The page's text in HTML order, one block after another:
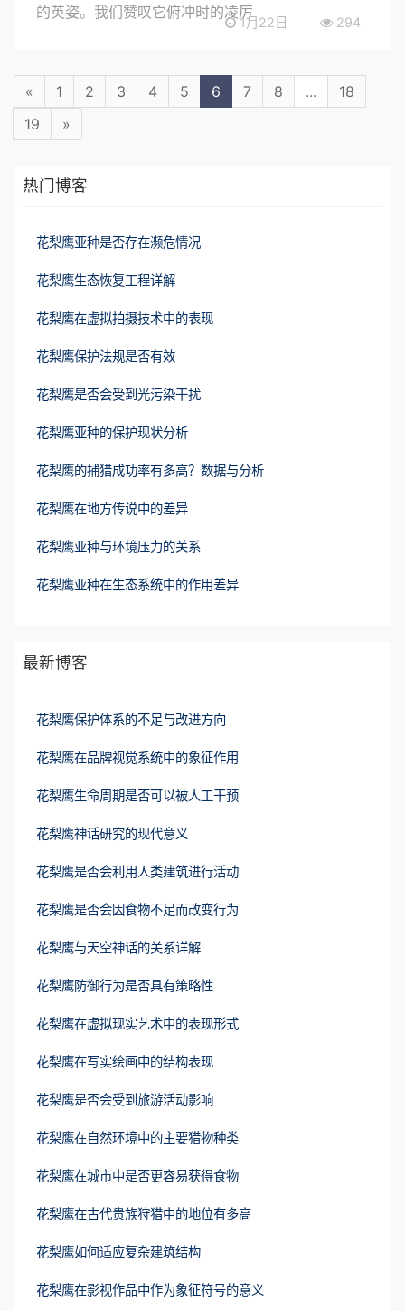
的英姿。我们赞叹它俯冲时的凌厉
1月22日 294
« 1 2 3 4 5 6 7 8 ...
18
19
»
热门博客
花梨鹰亚种是否存在濒危情况
花梨鹰生态恢复工程详解
花梨鹰在虚拟拍摄技术中的表现
花梨鹰保护法规是否有效
花梨鹰是否会受到光污染干扰
花梨鹰亚种的保护现状分析
花梨鹰的捕猎成功率有多高？数据与分析
花梨鹰在地方传说中的差异
花梨鹰亚种与环境压力的关系
花梨鹰亚种在生态系统中的作用差异
最新博客
花梨鹰保护体系的不足与改进方向
花梨鹰在品牌视觉系统中的象征作用
花梨鹰生命周期是否可以被人工干预
花梨鹰神话研究的现代意义
花梨鹰是否会利用人类建筑进行活动
花梨鹰是否会因食物不足而改变行为
花梨鹰与天空神话的关系详解
花梨鹰防御行为是否具有策略性
花梨鹰在虚拟现实艺术中的表现形式
花梨鹰在写实绘画中的结构表现
花梨鹰是否会受到旅游活动影响
花梨鹰在自然环境中的主要猎物种类
花梨鹰在城市中是否更容易获得食物
花梨鹰在古代贵族狩猎中的地位有多高
花梨鹰如何适应复杂建筑结构
花梨鹰在影视作品中作为象征符号的意义